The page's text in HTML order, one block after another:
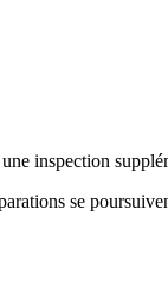
inspection
se